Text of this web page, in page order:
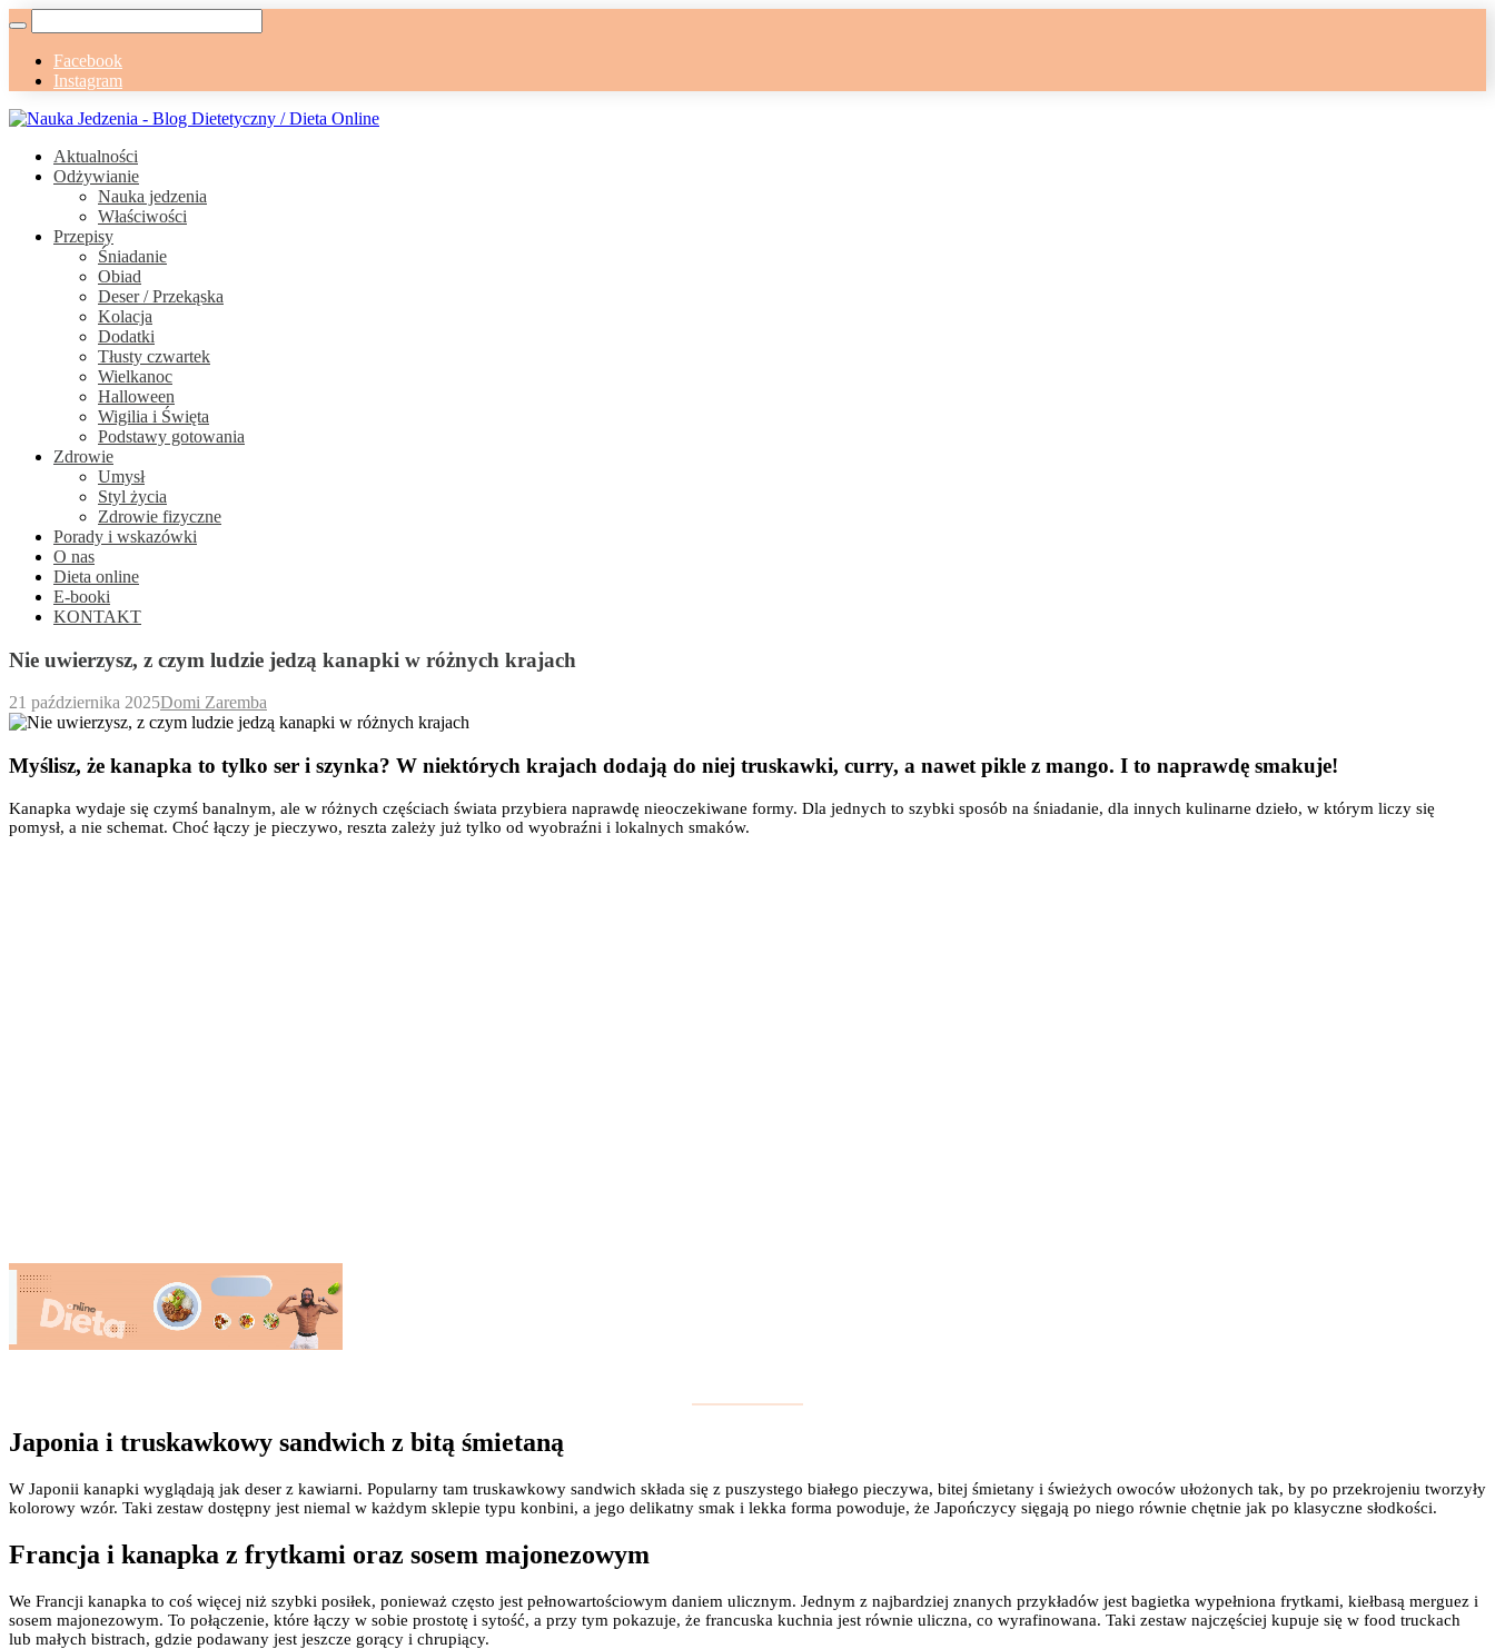
Facebook
Instagram
Aktualności
Odżywianie
Nauka jedzenia
Właściwości
Przepisy
Śniadanie
Obiad
Deser / Przekąska
Kolacja
Dodatki
Tłusty czwartek
Wielkanoc
Halloween
Wigilia i Święta
Podstawy gotowania
Zdrowie
Umysł
Styl życia
Zdrowie fizyczne
Porady i wskazówki
O nas
Dieta online
E-booki
KONTAKT
Nie uwierzysz, z czym ludzie jedzą kanapki w różnych krajach
21 października 2025Domi Zaremba
Myślisz, że kanapka to tylko ser i szynka? W niektórych krajach dodają do niej truskawki, curry, a nawet pikle z mango. I to naprawdę smakuje!
Kanapka wydaje się czymś banalnym, ale w różnych częściach świata przybiera naprawdę nieoczekiwane formy. Dla jednych to szybki sposób na śniadanie, dla innych kulinarne dzieło, w którym liczy się
pomysł, a nie schemat. Choć łączy je pieczywo, reszta zależy już tylko od wyobraźni i lokalnych smaków.
Japonia i truskawkowy sandwich z bitą śmietaną
W Japonii kanapki wyglądają jak deser z kawiarni. Popularny tam truskawkowy sandwich składa się z puszystego białego pieczywa, bitej śmietany i świeżych owoców ułożonych tak, by po przekrojeniu tworzyły
kolorowy wzór. Taki zestaw dostępny jest niemal w każdym sklepie typu konbini, a jego delikatny smak i lekka forma powoduje, że Japończycy sięgają po niego równie chętnie jak po klasyczne słodkości.
Francja i kanapka z frytkami oraz sosem majonezowym
We Francji kanapka to coś więcej niż szybki posiłek, ponieważ często jest pełnowartościowym daniem ulicznym. Jednym z najbardziej znanych przykładów jest bagietka wypełniona frytkami, kiełbasą merguez i
sosem majonezowym. To połączenie, które łączy w sobie prostotę i sytość, a przy tym pokazuje, że francuska kuchnia jest równie uliczna, co wyrafinowana. Taki zestaw najczęściej kupuje się w food truckach
lub małych bistrach, gdzie podawany jest jeszcze gorący i chrupiący.